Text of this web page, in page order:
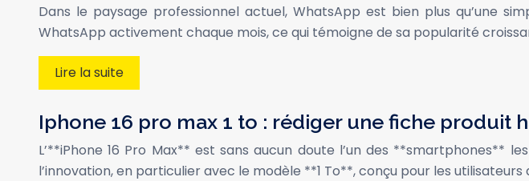
Dans le paysage professionnel actuel, WhatsApp est bien plus qu’une
WhatsApp activement chaque mois, ce qui témoigne de sa popularité
Lire la suite
Iphone 16 pro max 1 to : rédiger une fiche produit
L’**iPhone 16 Pro Max** est sans aucun doute l’un des **smartphones**
l’innovation, en particulier avec le modèle **1 To**, conçu pour les utilisateurs